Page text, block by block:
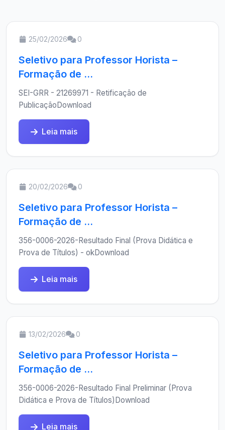
25/02/2026 0
Seletivo para Professor Horista –
Formação de ...
SEI-GRR - 21269971 - Retificação de
PublicaçãoDownload
Leia mais
20/02/2026 0
Seletivo para Professor Horista –
Formação de ...
356-0006-2026-Resultado Final (Prova Didática e
Prova de Títulos) - okDownload
Leia mais
13/02/2026 0
Seletivo para Professor Horista –
Formação de ...
356-0006-2026-Resultado Final Preliminar (Prova
Didática e Prova de Títulos)Download
Leia mais